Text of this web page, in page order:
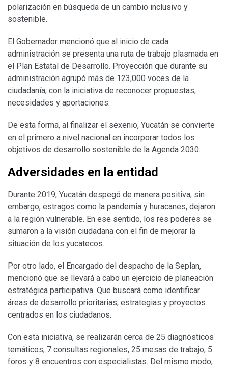
polarización en búsqueda de un cambio inclusivo y
sostenible.
El Gobernador mencionó que al inicio de cada
administración se presenta una ruta de trabajo plasmada en
el Plan Estatal de Desarrollo. Proyección que durante su
administración agrupó más de 123,000 voces de la
ciudadanía, con la iniciativa de reconocer propuestas,
necesidades y aportaciones.
De esta forma, al finalizar el sexenio, Yucatán se convierte
en el primero a nivel nacional en incorporar todos los
objetivos de desarrollo sostenible de la Agenda 2030.
Adversidades en la entidad
Durante 2019, Yucatán despegó de manera positiva, sin
embargo, estragos como la pandemia y huracanes, dejaron
a la región vulnerable. En ese sentido, los res poderes se
sumaron a la visión ciudadana con el fin de mejorar la
situación de los yucatecos.
Por otro lado, el Encargado del despacho de la Seplan,
mencionó que se llevará a cabo un ejercicio de planeación
estratégica participativa. Que buscará como identificar
áreas de desarrollo prioritarias, estrategias y proyectos
centrados en los ciudadanos.
Con esta iniciativa, se realizarán cerca de 25 diagnósticos
temáticos, 7 consultas regionales, 25 mesas de trabajo, 5
foros y 8 encuentros con especialistas. Del mismo modo,